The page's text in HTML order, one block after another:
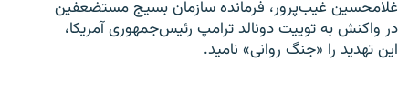
غلامحسین غیب‌پرور، فرمانده سازمان بسیج مستضعفین
در واکنش به توییت دونالد ترامپ رئیس‌جمهوری آمریکا،
این تهدید را «جنگ روانی» نامید.